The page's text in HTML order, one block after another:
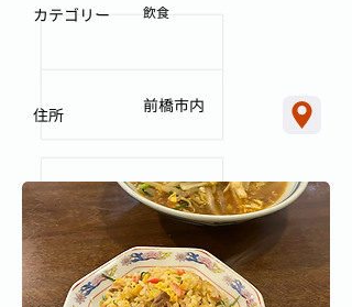
飲食
カテゴリー
前橋市内
住所